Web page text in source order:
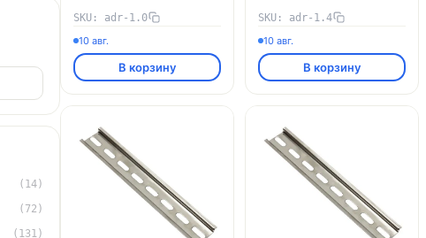
(14)
(72)
(131)
SKU: adr-1.0
10 авг.
В корзину
SKU: adr-1.4
10 авг.
В корзину